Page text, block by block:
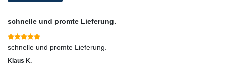
schnelle und promte Lieferung.
schnelle und promte Lieferung.
Klaus K.